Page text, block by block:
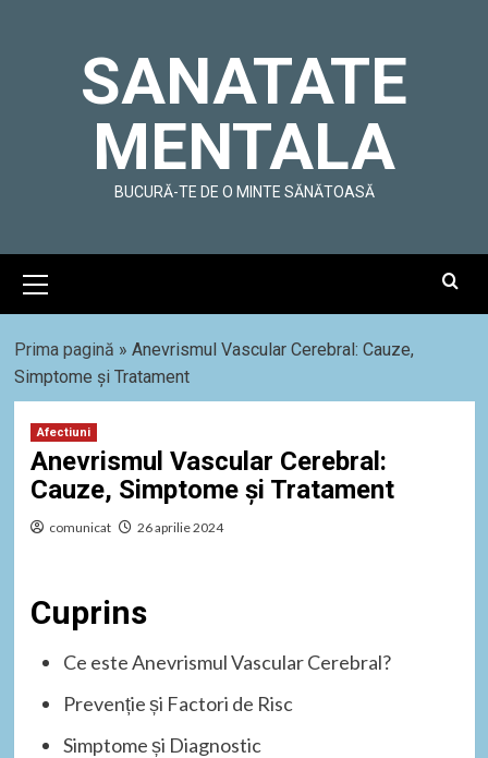
SANATATE
MENTALA
BUCURĂ-TE DE O MINTE SĂNĂTOASĂ
Menu
Prima pagină » Anevrismul Vascular Cerebral: Cauze,
Simptome și Tratament
Afectiuni
Anevrismul Vascular Cerebral:
Cauze, Simptome și Tratament
comunicat 26 aprilie 2024
Cuprins
Ce este Anevrismul Vascular Cerebral?
Prevenție și Factori de Risc
Simptome și Diagnostic